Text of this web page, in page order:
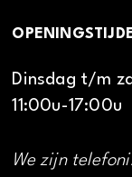
Dinsdag t/m
11:00u-17:00u
We zijn